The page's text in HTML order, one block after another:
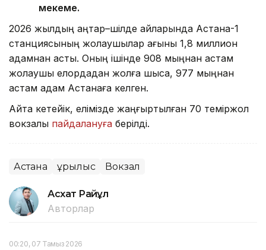
мекеме.
2026 жылдың қаңтар–шілде айларында Астана-1
станциясының жолаушылар ағыны 1,8 миллион
адамнан асты. Оның ішінде 908 мыңнан астам
жолаушы елордадан жолға шықса, 977 мыңнан
астам адам Астанаға келген.
Айта кетейік, елімізде жаңғыртылған 70 теміржол
вокзалы пайдалануға берілді.
Астана Құрылыс Вокзал
Асхат Райқұл
Авторлар
00:20, 07 Тамыз 2026